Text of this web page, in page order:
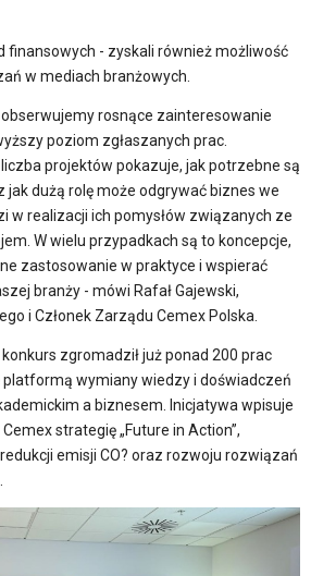
finansowych - zyskali również możliwość
w mediach branżowych.
rosnące zainteresowanie
poziom zgłaszanych prac.
projektów pokazuje, jak potrzebne są
dużą rolę może odgrywać biznes we
w realizacji ich pomysłów związanych ze
W wielu przypadkach są to koncepcje,
zastosowanie w praktyce i wspierać
branży - mówi Rafał Gajewski,
i Członek Zarządu Cemex Polska.
zgromadził już ponad 200 prac
platformą wymiany wiedzy i doświadczeń
a biznesem. Inicjatywa wpisuje
strategię „Future in Action”,
emisji CO? oraz rozwoju rozwiązań